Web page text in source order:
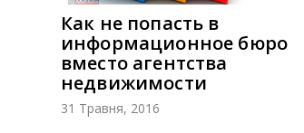
Как не попасть в
информационное бюро
вместо агентства
недвижимости
31 Травня, 2016